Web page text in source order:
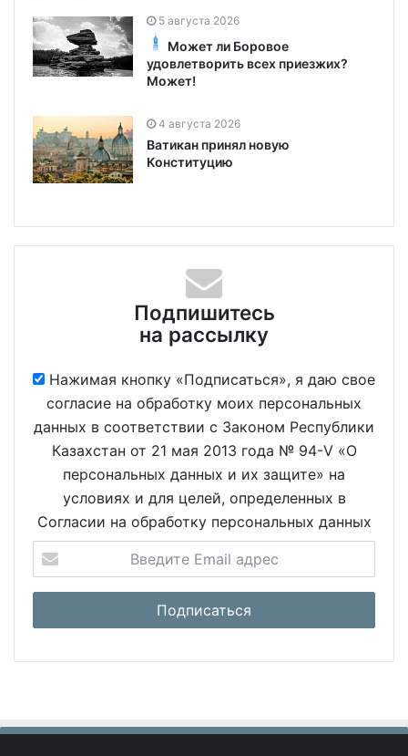
5 августа 2026
Может ли Боровое
удовлетворить всех приезжих?
Может!
4 августа 2026
Ватикан принял новую
Конституцию
Подпишитесь
на рассылку
Нажимая кнопку «Подписаться», я даю свое
согласие на обработку моих персональных
данных в соответствии с Законом Республики
Казахстан от 21 мая 2013 года № 94-V «О
персональных данных и их защите» на
условиях и для целей, определенных в
Согласии на обработку персональных данных